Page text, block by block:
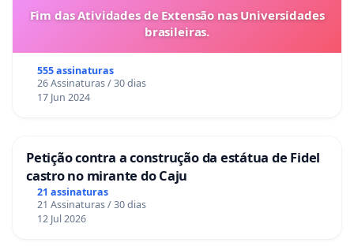
Fim das Atividades de Extensão nas Universidades
brasileiras.
555 assinaturas
26 Assinaturas / 30 dias
17 Jun 2024
Petição contra a construção da estátua de Fidel
castro no mirante do Caju
21 assinaturas
21 Assinaturas / 30 dias
12 Jul 2026